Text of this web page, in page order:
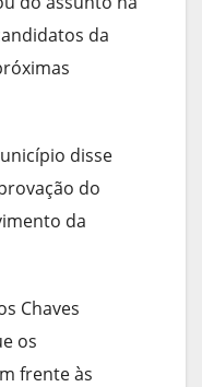
da
disse
do
da
Chaves
os
frente às